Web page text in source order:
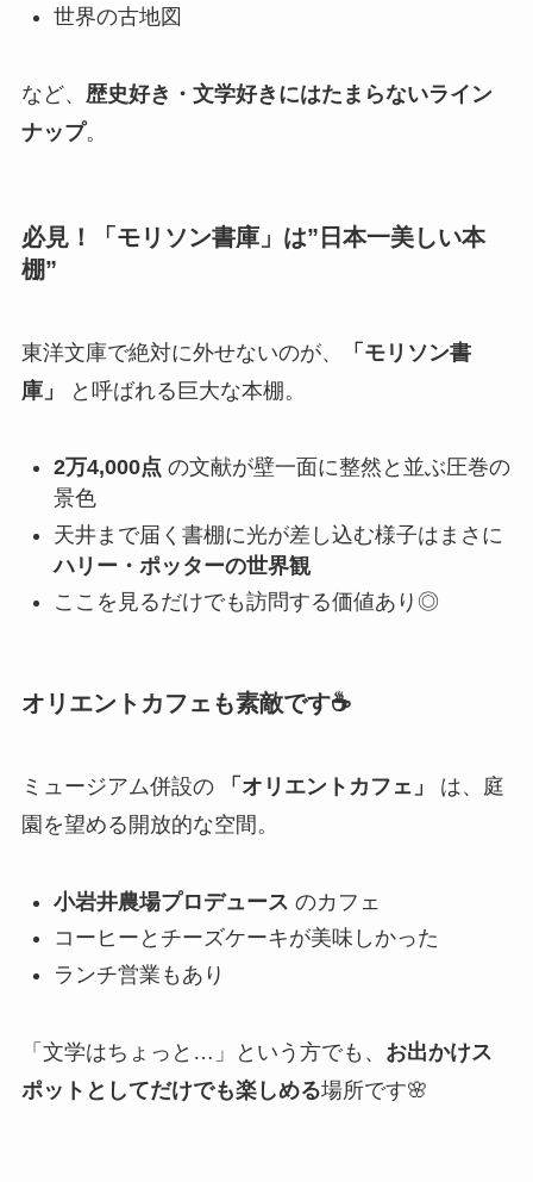
世界の古地図
など、 歴史好き・文学好きにはたまらないライン
ナップ。
必見！「モリソン書庫」は”日本一美しい本
棚”
東洋文庫で絶対に外せないのが、
「モリソン書
庫」
と呼ばれる巨大な本棚。
2万4,000点 の文献が壁一面に整然と並ぶ圧巻の
景色
天井まで届く書棚に光が差し込む様子はまさに
ハリー・ポッターの世界観
ここを見るだけでも訪問する価値あり◎
オリエントカフェも素敵です☕
ミュージアム併設の 「オリエントカフェ」
は、庭
園を望める開放的な空間。
小岩井農場プロデュース のカフェ
コーヒーとチーズケーキが美味しかった
ランチ営業もあり
「文学はちょっと…」という方でも、 お出かけス
ポットとしてだけでも楽しめる場所です🌸